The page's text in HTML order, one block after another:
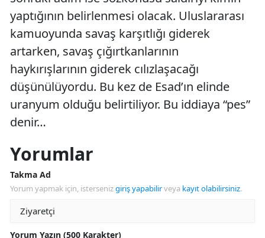
yaptığının belirlenmesi olacak. Uluslararası
kamuoyunda savaş karşıtlığı giderek
artarken, savaş çığırtkanlarının
haykırışlarının giderek cılızlaşacağı
düşünülüyordu. Bu kez de Esad’ın elinde
uranyum olduğu belirtiliyor. Bu iddiaya “pes”
denir…
Yorumlar
Takma Ad
Yorum yapmak için, istersenizgiriş yapabilirveya kayıt olabilirsiniz.
Yorum Yazın (500 Karakter)